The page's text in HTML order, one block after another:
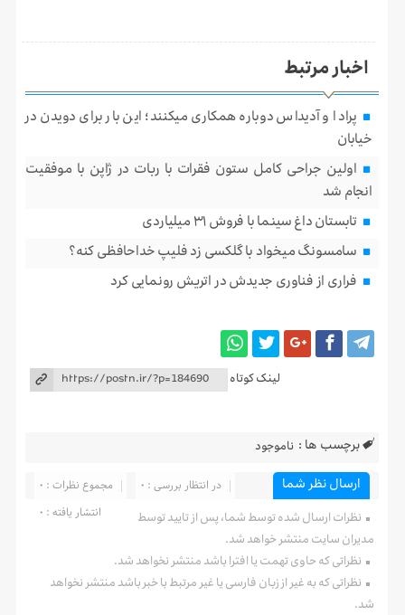
اخبار مرتبط
پرادا و آدیداس دوباره همکاری میکنند؛ این بار برای دویدن در
خیابان
اولین جراحی کامل ستون فقرات با ربات در ژاپن با موفقیت
انجام شد
تابستان داغ سینما با فروش ۳۱ میلیاردی
سامسونگ میخواد با گلکسی زد فلیپ خداحافظی کنه؟
فراری از فناوری جدیدش در اتریش رونمایی کرد
لینک کوتاه
برچسب ها : ناموجود
ارسال نظر شما مجموع نظرات : 0
در انتظار بررسی : 0
انتشار یافته : 0
نظرات ارسال شده توسط شما، پس از تایید توسط
مدیران سایت منتشر خواهد شد.
نظراتی که حاوی تهمت یا افترا باشد منتشر نخواهد شد.
نظراتی که به غیر از زبان فارسی یا غیر مرتبط با خبر باشد منتشر نخواهد
شد.